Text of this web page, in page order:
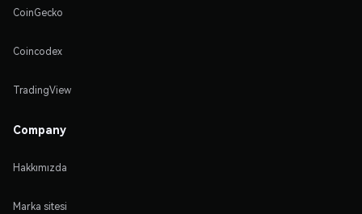
CoinGecko
Coincodex
TradingView
Company
Hakkımızda
Marka sitesi